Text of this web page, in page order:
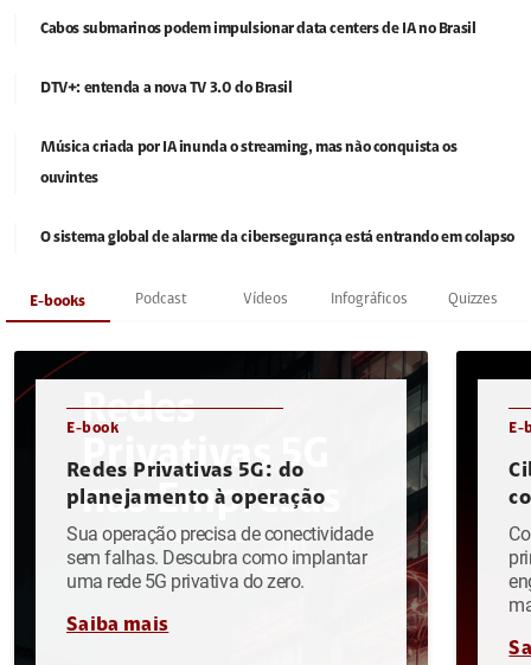
Cabos submarinos podem impulsionar data centers de IA no Brasil
DTV+: entenda a nova TV 3.0 do Brasil
Música criada por IA inunda o streaming, mas não conquista os
ouvintes
O sistema global de alarme da cibersegurança está entrando em colapso
E-books Podcast Vídeos Infográficos Quizzes
E-book
Redes Privativas 5G: do
planejamento à operação
Sua operação precisa de conectividade
sem falhas. Descubra como implantar
uma rede 5G privativa do zero.
Saiba mais
E-